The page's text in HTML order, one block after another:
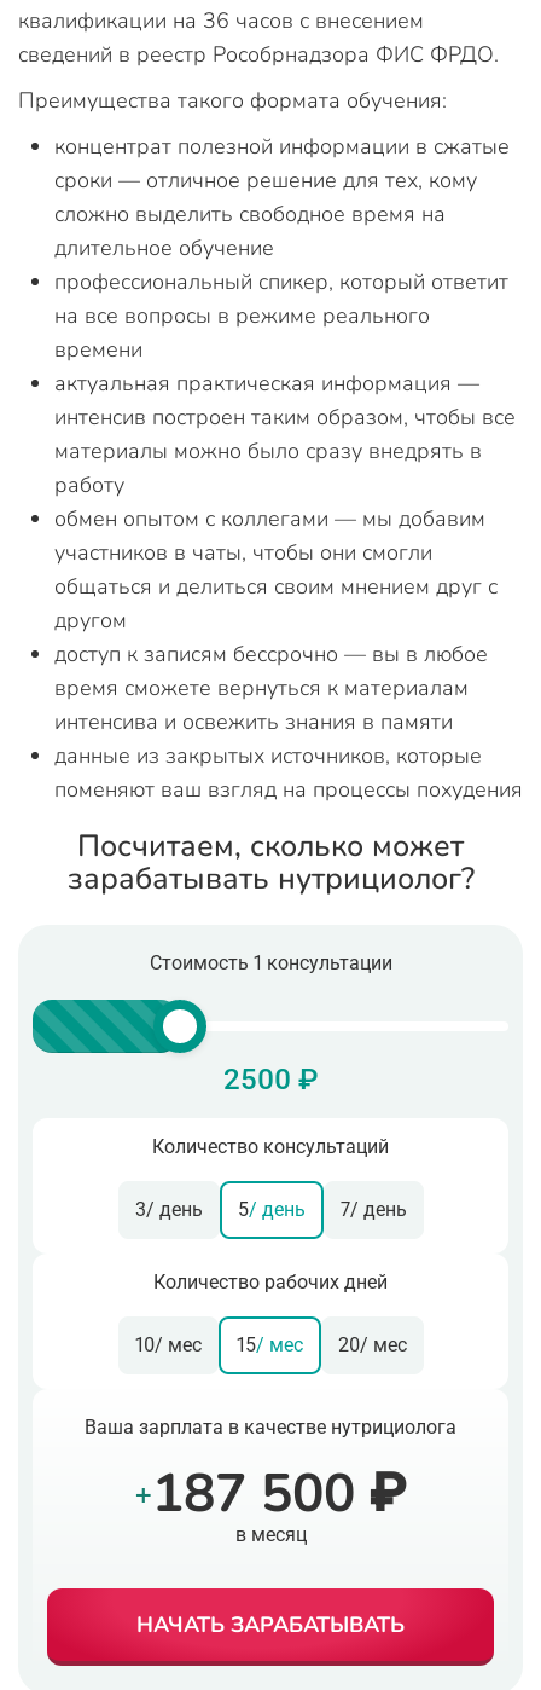
квалификации на 36 часов с внесением
сведений в реестр Рособрнадзора ФИС ФРДО.
Преимущества такого формата обучения:
концентрат полезной информации в сжатые
сроки — отличное решение для тех, кому
сложно выделить свободное время на
длительное обучение
профессиональный спикер, который ответит
на все вопросы в режиме реального
времени
актуальная практическая информация —
интенсив построен таким образом, чтобы все
материалы можно было сразу внедрять в
работу
обмен опытом с коллегами — мы добавим
участников в чаты, чтобы они смогли
общаться и делиться своим мнением друг с
другом
доступ к записям бессрочно — вы в любое
время сможете вернуться к материалам
интенсива и освежить знания в памяти
данные из закрытых источников, которые
поменяют ваш взгляд на процессы похудения
Посчитаем, сколько может
зарабатывать нутрициолог?
Стоимость 1 консультации
2500 ₽
Количество консультаций
3/ день 5/ день 7/ день
Количество рабочих дней
10/ мес 15/ мес 20/ мес
Ваша зарплата в качестве нутрициолога
+187 500 ₽
в месяц
НАЧАТЬ ЗАРАБАТЫВАТЬ